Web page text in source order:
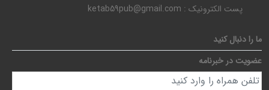
پست الکترونیک : ketab59pub@gmail.com
ما را دنبال کنید
عضویت در خبرنامه